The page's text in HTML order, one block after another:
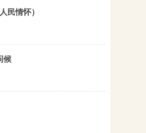
民情怀）
候